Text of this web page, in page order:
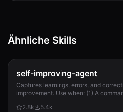
Ähnliche Skills
self-improving-agent
Captures learnings, errors, and
improvement. Use when: (1) A
2.8k
5.4k